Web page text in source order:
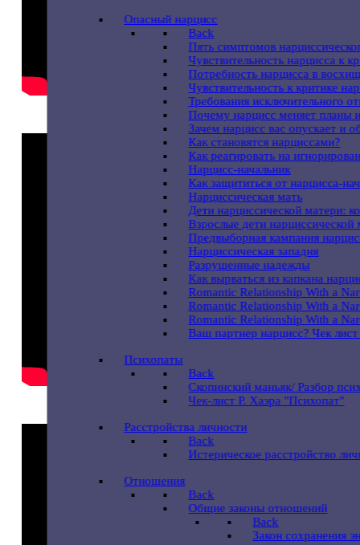
Опасный нарцисс
Back
Пять симптомов
Чувствительность нарцисса к
Потребность нарцисса в
Чувствительность к критике
Требования исключительного
Почему нарцисс меняет планы
Зачем нарцисс вас опускает и
Как становятся нарциссами?
Как реагировать на
Нарцисс-начальник
Как защититься от нарцисса-
Нарциссическая мать
Дети нарциссической матери:
Взрослые дети нарциссической
Предвыборная кампания
Нарциссическая западня
Разрушенные надежды
Как вырваться из капкана
Romantic Relationship With a
Romantic Relationship With a
Romantic Relationship With a
Ваш партнер нарцисс? Чек
Психопаты
Back
Скопинский маньяк/ Разбор
Чек-лист Р. Хаэра "Психопат"
Расстройства личности
Back
Истерическое расстройство
Отношения
Back
Общие законы отношений
Back
Закон сохранения